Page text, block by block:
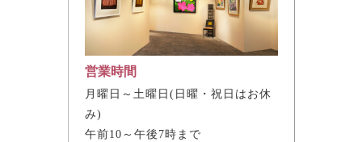
営業時間
月曜日～土曜日(日曜・祝日はお休
み)
午前10～午後7時まで